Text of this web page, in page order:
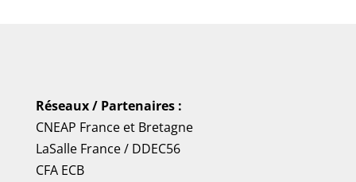
Réseaux / Partenaires :
CNEAP Franceet Bretagne
LaSalle France/ DDEC56
CFA ECB